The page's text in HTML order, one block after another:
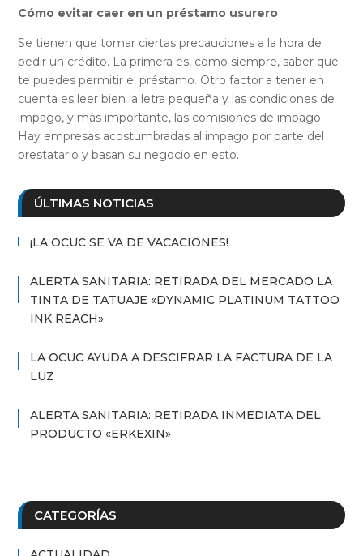
Cómo evitar caer en un préstamo usurero
Se tienen que tomar ciertas precauciones a la hora de
pedir un crédito. La primera es, como siempre, saber que
te puedes permitir el préstamo. Otro factor a tener en
cuenta es leer bien la letra pequeña y las condiciones de
impago, y más importante, las comisiones de impago.
Hay empresas acostumbradas al impago por parte del
prestatario y basan su negocio en esto.
ÚLTIMAS NOTICIAS
¡LA OCUC SE VA DE VACACIONES!
ALERTA SANITARIA: RETIRADA DEL MERCADO LA
TINTA DE TATUAJE «DYNAMIC PLATINUM TATTOO
INK REACH»
LA OCUC AYUDA A DESCIFRAR LA FACTURA DE LA
LUZ
ALERTA SANITARIA: RETIRADA INMEDIATA DEL
PRODUCTO «ERKEXIN»
CATEGORÍAS